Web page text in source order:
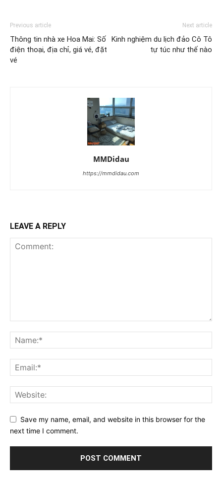
Previous article
Thông tin nhà xe Hoa Mai: Số
điện thoại, địa chỉ, giá vé, đặt
vé
Next article
Kinh nghiệm du lịch đảo Cô Tô
tự túc như thế nào
MMDidau
https://mmdidau.com
LEAVE A REPLY
Save my name, email, and website in this browser for the
next time I comment.